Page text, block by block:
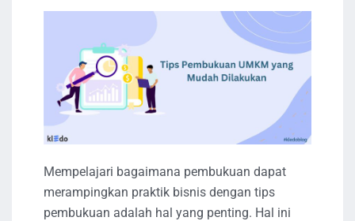
Mempelajari bagaimana pembukuan dapat
merampingkan praktik bisnis dengan tips
pembukuan adalah hal yang penting. Hal ini